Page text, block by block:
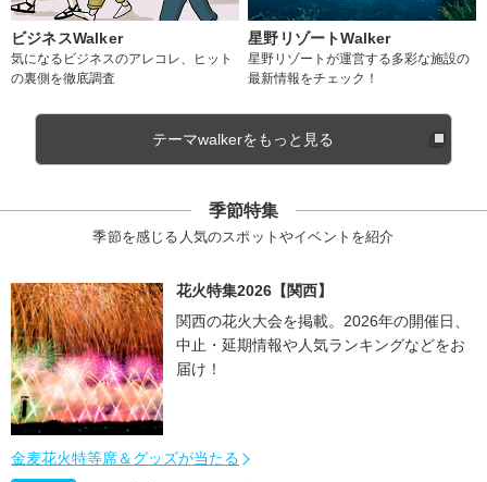
ビジネスWalker
気になるビジネスのアレコレ、ヒット
の裏側を徹底調査
星野リゾートWalker
星野リゾートが運営する多彩な施設の
最新情報をチェック！
テーマwalkerをもっと見る
季節特集
季節を感じる人気のスポットやイベントを紹介
花火特集2026【関西】
関西の花火大会を掲載。2026年の開催日、
中止・延期情報や人気ランキングなどをお
届け！
金麦花火特等席＆グッズが当たる